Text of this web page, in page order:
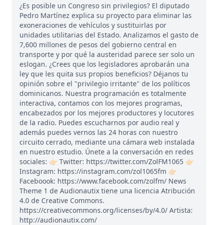
¿Es posible un Congreso sin privilegios? El diputado
Pedro Martínez explica su proyecto para eliminar las
exoneraciones de vehículos y sustituirlas por
unidades utilitarias del Estado. Analizamos el gasto de
7,600 millones de pesos del gobierno central en
transporte y por qué la austeridad parece ser solo un
eslogan. ¿Crees que los legisladores aprobarán una
ley que les quita sus propios beneficios? Déjanos tu
opinión sobre el "privilegio irritante" de los políticos
dominicanos. Nuestra programación es totalmente
interactiva, contamos con los mejores programas,
encabezados por los mejores productores y locutores
de la radio. Puedes escucharnos por audio real y
además puedes vernos las 24 horas con nuestro
circuito cerrado, mediante una cámara web instalada
en nuestro estudio. Únete a la conversación en redes
sociales: 👉🏻 Twitter: https://twitter.com/ZolFM1065 👉🏻
Instagram: https://instagram.com/zol1065fm 👉🏻
Faceboook: https://www.facebook.com/zolfm/ News
Theme 1 de Audionautix tiene una licencia Atribución
4.0 de Creative Commons.
https://creativecommons.org/licenses/by/4.0/ Artista:
http://audionautix.com/